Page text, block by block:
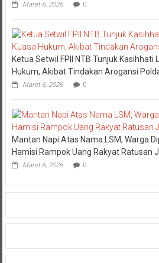
Maret 6, 2026 0
Ketua Setwil FPII NTB Tunjuk Kasihhati
Hukum, Akibat Tindakan Arogansi
Maret 6, 2026 0
Mantan Napi Atas Nama LSM, Warga
Hamisi Rampok Uang Rakyat Ratusan
Maret 6, 2026 0